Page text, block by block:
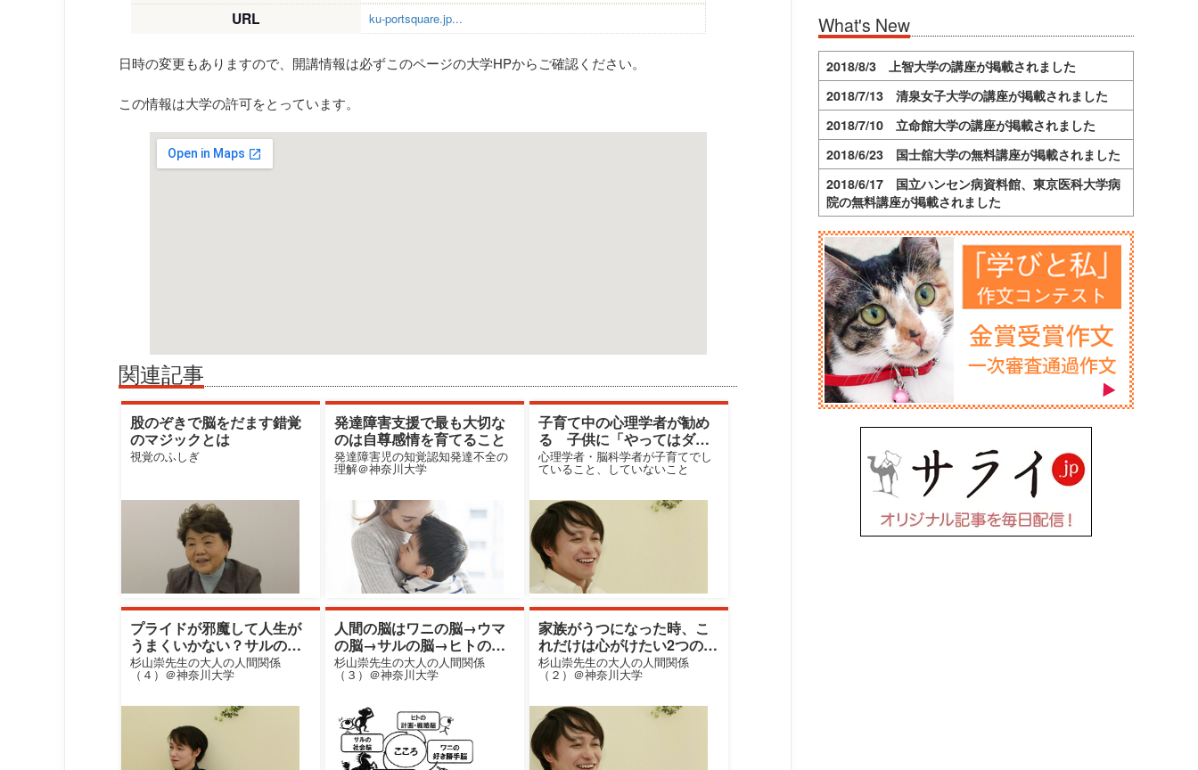
URL ku-portsquare.jp...
日時の変更もありますので、開講情報は必ずこのページの大学HPからご確認ください。
この情報は大学の許可をとっています。
関連記事
股のぞきで脳をだます錯覚
のマジックとは
視覚のふしぎ
発達障害支援で最も大切な
のは自尊感情を育てること
発達障害児の知覚認知発達不全の
理解＠神奈川大学
子育て中の心理学者が勧め
る 子供に「やってはダ
メ」を教える画期的方法
心理学者・脳科学者が子育てでし
ていること、していないこと
プライドが邪魔して人生が
うまくいかない？サルの脳
の仕業かも
杉山崇先生の大人の人間関係
（４）＠神奈川大学
人間の脳はワニの脳→ウマ
の脳→サルの脳→ヒトの脳
と進化した？
杉山崇先生の大人の人間関係
（３）＠神奈川大学
家族がうつになった時、こ
れだけは心がけたい2つのこ
と
杉山崇先生の大人の人間関係
（２）＠神奈川大学
What's New
2018/8/3 上智大学の講座が掲載されました
2018/7/13 清泉女子大学の講座が掲載されました
2018/7/10 立命館大学の講座が掲載されました
2018/6/23 国士舘大学の無料講座が掲載されました
2018/6/17 国立ハンセン病資料館、東京医科大学病
院の無料講座が掲載されました